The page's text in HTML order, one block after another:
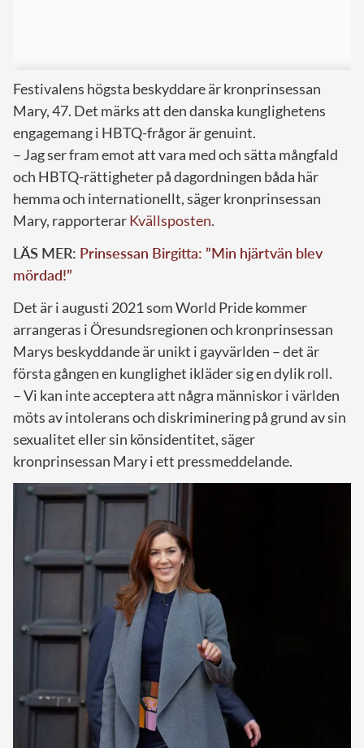
Festivalens högsta beskyddare är kronprinsessan
Mary, 47. Det märks att den danska kunglighetens
engagemang i HBTQ-frågor är genuint.
– Jag ser fram emot att vara med och sätta mångfald
och HBTQ-rättigheter på dagordningen båda här
hemma och internationellt, säger kronprinsessan
Mary, rapporterarKvällsposten.
LÄS MER: Prinsessan Birgitta: ”Min hjärtvän blev
mördad!”
Det är i augusti 2021 som World Pride kommer
arrangeras i Öresundsregionen och kronprinsessan
Marys beskyddande är unikt i gayvärlden – det är
första gången en kunglighet ikläder sig en dylik roll.
– Vi kan inte acceptera att några människor i världen
möts av intolerans och diskriminering på grund av sin
sexualitet eller sin könsidentitet, säger
kronprinsessan Mary i ett pressmeddelande.